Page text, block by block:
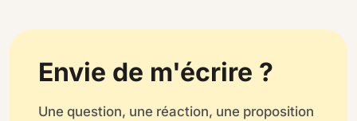
Envie de m'écrire ?
Une question, une réaction, une proposition